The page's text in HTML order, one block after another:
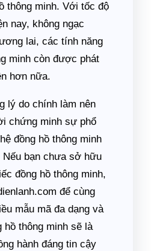
thông minh. Với tốc độ
nay, không ngạc
lai, các tính năng
minh còn được phát
hơn nữa.
lý do chính làm nên
chứng minh sự phổ
đồng hồ thông minh
bạn chưa sở hữu
đồng hồ thông minh,
để cùng
mẫu mã đa dạng và
thông minh sẽ là
hành đáng tin cậy